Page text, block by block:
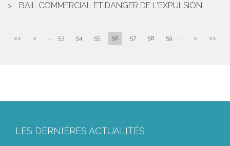
BAIL COMMERCIAL ET DANGER DE L'EXPULSION
<< < ... 53 54 55 56 57 58 59 ... > >>
LES DERNIÈRES ACTUALITÉS